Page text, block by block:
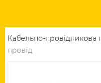
Кабельно-провідникова
провід